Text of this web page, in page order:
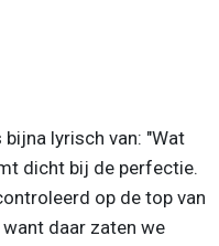
lyrisch van: "Wat
dicht bij de perfectie.
op de top van
daar zaten we